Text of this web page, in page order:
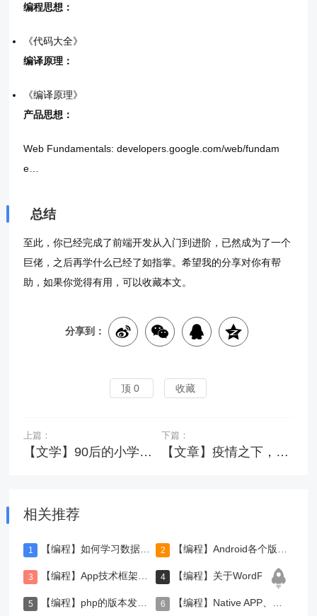
编程思想：
《代码大全》
编译原理：
《编译原理》
产品思想：
Web Fundamentals: developers.google.com/web/fundam
e…
总结
至此，你已经完成了前端开发从入门到进阶，已然成为了一个
巨佬，之后再学什么已经了如指掌。希望我的分享对你有帮
助，如果你觉得有用，可以收藏本文。
分享到：
顶 0 收藏
上篇：
【文学】90后的小学时代，我们读过的小学课文！
下篇：
【文章】疫情之下，第四消费时代离你有多远？
相关推荐
【编程】如何学习数据库MySQL（新手必看） 【编程】Android各个版本的介绍
【编程】App技术框架的类型 【编程】关于WordPress建站的原理二三事
【编程】php的版本发展历史（1995-2020） 【编程】Native APP、hybrid APP、web APP三者的区别